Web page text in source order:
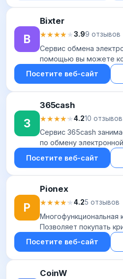
B
Bixter
★★★★★
★★★★★3.99 отзывов
Сервис обмена
помощью вы можете
криптовалюту (свыше
Ethereum, NEM,
Посетите веб-сайт
3
365cash
★★★★★
★★★★★4.210 отзывов
Сервис 365cash
по обмену
«онлайн» с 2015 года.
позволяют проводить
Посетите веб-сайт
P
Pionex
★★★★★
★★★★★4.25 отзывов
Многофункциональная
Позволяет покупать
заниматься спотовой
конвертацией монет,
Посетите веб-сайт
CoinW